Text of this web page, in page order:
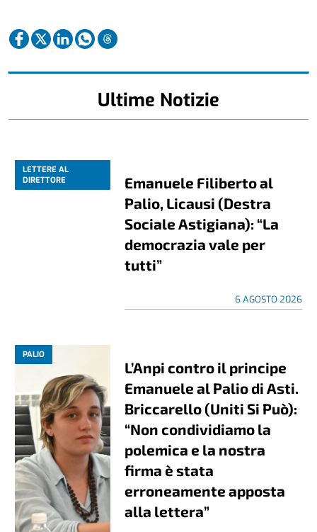
Ultime Notizie
LETTERE AL
DIRETTORE
Emanuele Filiberto al
Palio, Licausi (Destra
Sociale Astigiana): “La
democrazia vale per
tutti”
6 AGOSTO 2026
PALIO
L’Anpi contro il principe
Emanuele al Palio di Asti.
Briccarello (Uniti Si Può):
“Non condividiamo la
polemica e la nostra
firma è stata
erroneamente apposta
alla lettera”